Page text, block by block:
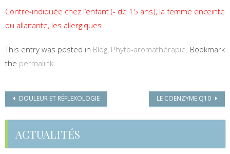
Contre-indiquée chez l’enfant (- de 15 ans), la femme enceinte
ou allaitante, les allergiques.
This entry was posted in Blog, Phyto-aromathérapie. Bookmark
the permalink.
Post navigation
DOULEUR ET RÉFLEXOLOGIE LE COENZYME Q10
ACTUALITÉS